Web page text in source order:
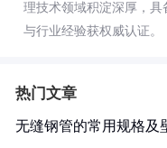
理技术领域积淀深厚，
与行业经验获权威认证。
热门文章
无缝钢管的常用规格及